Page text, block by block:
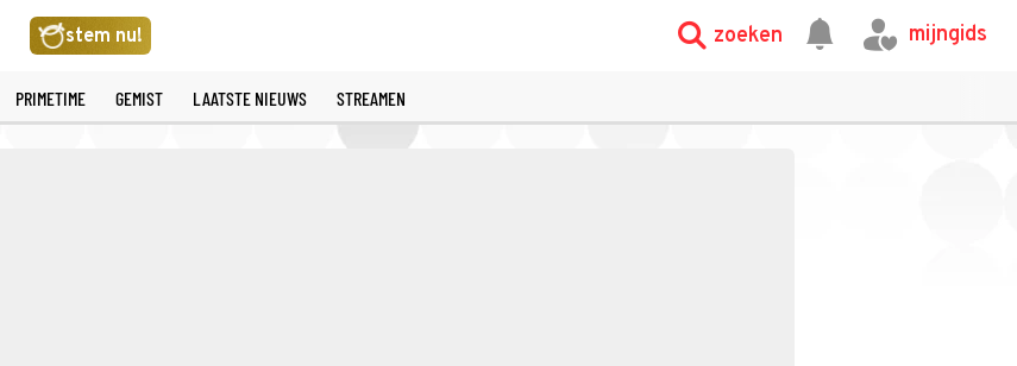
stem nu! zoeken mijngids
PRIMETIME GEMIST LAATSTE NIEUWS STREAMEN